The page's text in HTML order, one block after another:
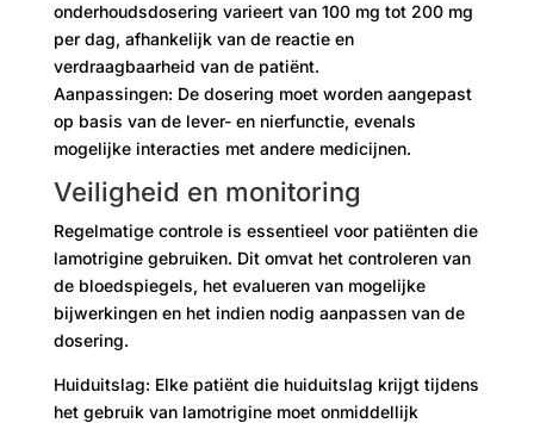
onderhoudsdosering varieert van 100 mg tot 200 mg
per dag, afhankelijk van de reactie en
verdraagbaarheid van de patiënt.
Aanpassingen: De dosering moet worden aangepast
op basis van de lever- en nierfunctie, evenals
mogelijke interacties met andere medicijnen.
Veiligheid en monitoring
Regelmatige controle is essentieel voor patiënten die
lamotrigine gebruiken. Dit omvat het controleren van
de bloedspiegels, het evalueren van mogelijke
bijwerkingen en het indien nodig aanpassen van de
dosering.
Huiduitslag: Elke patiënt die huiduitslag krijgt tijdens
het gebruik van lamotrigine moet onmiddellijk